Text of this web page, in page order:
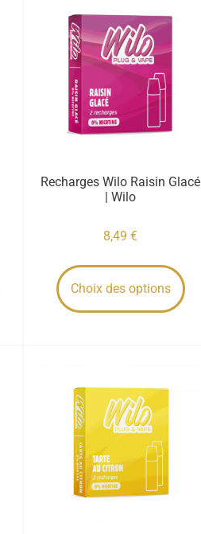
Recharges Wilo Raisin Glacé
| Wilo
8,49€
Choix des options